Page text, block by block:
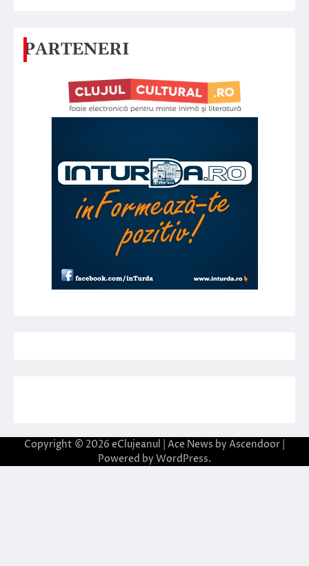
PARTENERI
Copyright © 2026 eClujeanul | Ace News by Ascendoor
Powered by WordPress.